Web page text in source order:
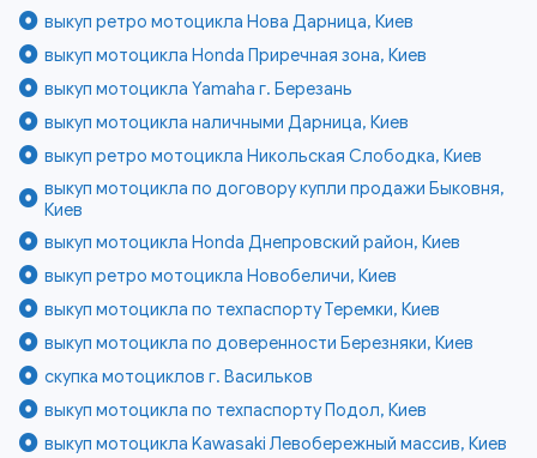
выкуп ретро мотоцикла Нова Дарница, Киев
выкуп мотоцикла Honda Приречная зона, Киев
выкуп мотоцикла Yamaha г. Березань
выкуп мотоцикла наличными Дарница, Киев
выкуп ретро мотоцикла Никольская Слободка, Киев
выкуп мотоцикла по договору купли продажи Быковня,
Киев
выкуп мотоцикла Honda Днепровский район, Киев
выкуп ретро мотоцикла Новобеличи, Киев
выкуп мотоцикла по техпаспорту Теремки, Киев
выкуп мотоцикла по доверенности Березняки, Киев
скупка мотоциклов г. Васильков
выкуп мотоцикла по техпаспорту Подол, Киев
выкуп мотоцикла Kawasaki Левобережный массив, Киев